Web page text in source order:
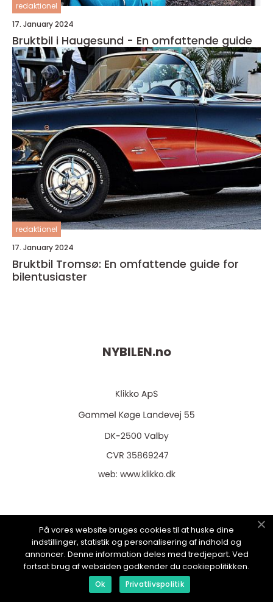
redaktionel
17. January 2024
Bruktbil i Haugesund - En omfattende guide
redaktionel
17. January 2024
Bruktbil Tromsø: En omfattende guide for
bilentusiaster
NYBILEN.no
web: www.klikko.dk
Menu
Reklame
Om oss
På vores website bruges cookies til at huske dine
indstillinger, statistik og personalisering af indhold og
annoncer. Denne information deles med tredjepart. Ved
fortsat brug af websiden godkender du cookiepolitikken.
Ok Privatlivspolitik